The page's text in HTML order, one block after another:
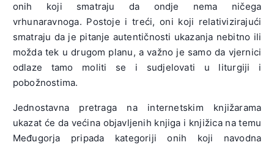
onih koji smatraju da ondje nema ničega
vrhunaravnoga. Postoje i treći, oni koji relativizirajući
smatraju da je pitanje autentičnosti ukazanja nebitno ili
možda tek u drugom planu, a važno je samo da vjernici
odlaze tamo moliti se i sudjelovati u liturgiji i
pobožnostima.
Jednostavna pretraga na internetskim knjižarama
ukazat će da većina objavljenih knjiga i knjižica na temu
Međugorja pripada kategoriji onih koji navodna